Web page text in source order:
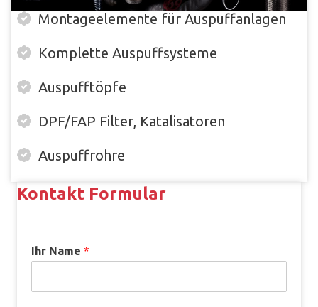
Montageelemente für Auspuffanlagen
Komplette Auspuffsysteme
Auspufftöpfe
DPF/FAP Filter, Katalisatoren
Auspuffrohre
Kontakt Formular
Ihr Name *